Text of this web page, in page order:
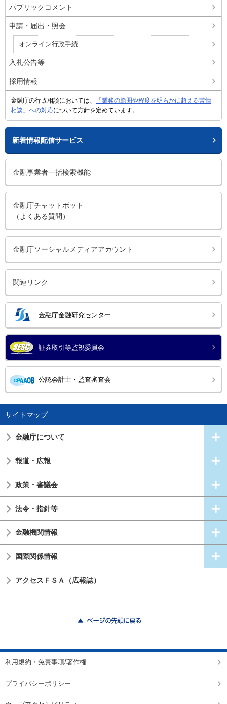
パブリックコメント
申請・届出・照会
オンライン行政手続
入札公告等
採用情報
金融庁の行政相談においては、
「業務の範囲や程度を明らかに超える苦情
相談」への対応について方針を定めています。
新着情報配信サービス
金融事業者一括検索機能
金融庁チャットボット
（よくある質問）
金融庁ソーシャルメディアアカウント
関連リンク
金融庁金融研究センター
証券取引等監視委員会
公認会計士・監査審査会
サイトマップ
金融庁について
報道・広報
政策・審議会
法令・指針等
金融機関情報
国際関係情報
アクセスＦＳＡ（広報誌）
利用規約・免責事項/著作権
プライバシーポリシー